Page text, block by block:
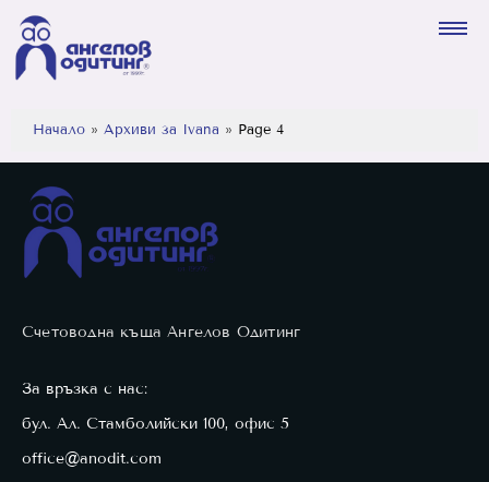
Начало » Архиви за Ivana » Page 4
Счетоводна къща Ангелов Одитинг
За връзка с нас:
бул. Ал. Стамболийски 100, офис 5
office@anodit.com